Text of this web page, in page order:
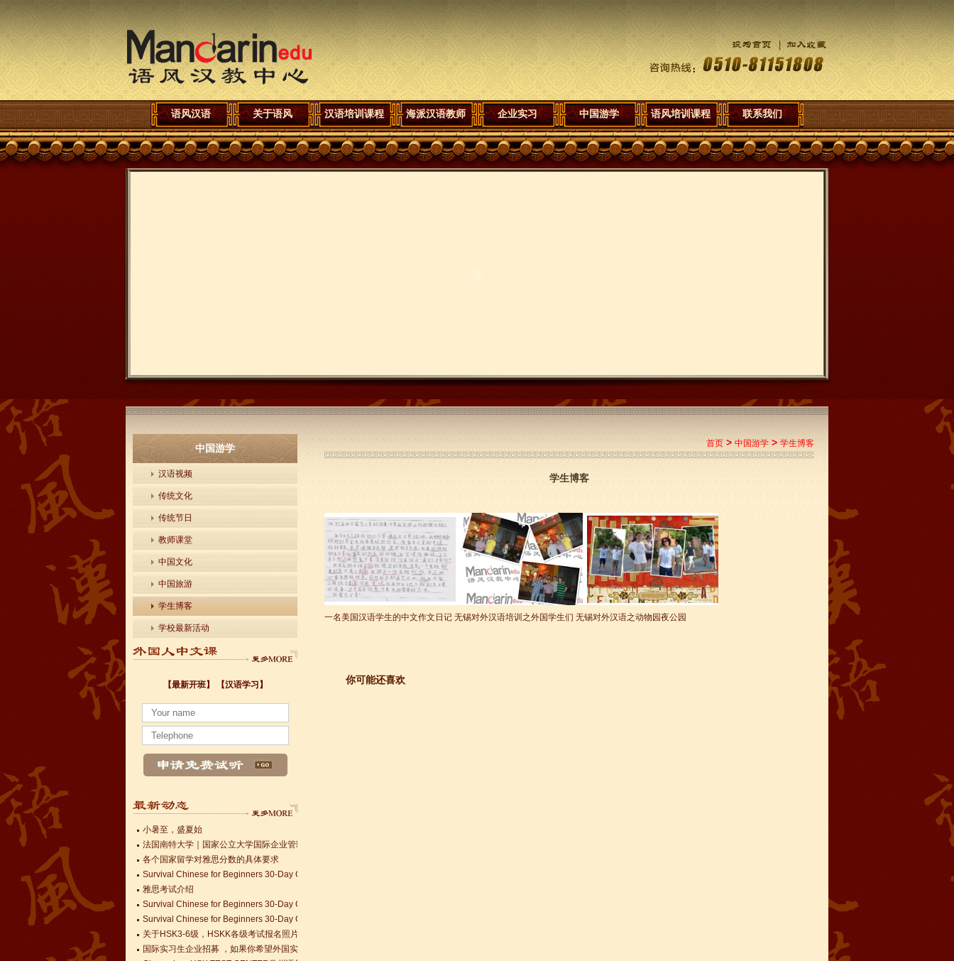
语风汉语 关于语风 汉语培训课程 海派汉语教师 企业实习 中国游学 语风培训课程 联系我们
中国游学
汉语视频
传统文化
传统节日
教师课堂
中国文化
中国旅游
学生博客
学校最新活动
【最新开班】 【汉语学习】
法国南特大学｜国家公立大学国际企业管理硕士 + 跨文化职场通行证，2025 招生开启
各个国家留学对雅思分数的具体要求
Survival Chinese for Beginners 30-Day Challenge day 3
雅思考试介绍
Survival Chinese for Beginners 30-Day Challenge day 1
关于HSK3-6级，HSKK各级考试报名照片的通知
Changzhou HSK TEST CENTER常州语风HSK考点正式对外开考了，常州的考生可以在自己家门口参加汉语考试了
小暑至，盛夏始
法国南特大学｜国家公立大学国际企业管理硕士 + 跨文化职场通行证，2025 招生开启
各个国家留学对雅思分数的具体要求
Survival Chinese for Beginners 30-Day Challenge day 3
雅思考试介绍
Survival Chinese for Beginners 30-Day Challenge day 2
Survival Chinese for Beginners 30-Day Challenge day 1
关于HSK3-6级，HSKK各级考试报名照片的通知
国际实习生企业招募 ，如果你希望外国实习生到你的公司工作，请联系我们
Changzhou HSK TEST CENTER常州语风HSK考点正式对外开考了，常州的考生可以在自己家门口参加汉语考试了
语风汉语无锡校 Zack
我叫Zack,我是法国人，无锡语风汉教中
心是一个学习中国文化和对外汉语的好
地方，我在语风汉语学习到非常多的汉
语知识和赵国文化...
首页 > 中国游学 > 学生博客
学生博客
一名美国汉语学生的中文作文日记 无锡对外汉语培训之外国学生们 无锡对外汉语之动物园夜公园
你可能还喜欢